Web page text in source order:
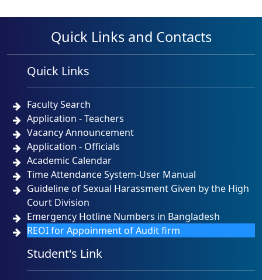
Quick Links and Contacts
Quick Links
Faculty Search
Application - Teachers
Vacancy Announcement
Application - Officials
Academic Calendar
Time Attendance System-User Manual
Guideline of Sexual Harassment Given by the High
Court Division
Emergency Hotline Numbers in Bangladesh
REOI for Appoinment of Audit firm
Student's Link